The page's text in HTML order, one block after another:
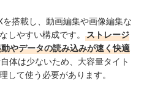
搭載し、動画編集や画像編集な
しやすい構成です。
ストレージ
やデータの読み込みが速く快適
体は少ないため、大容量タイト
して使う必要があります。